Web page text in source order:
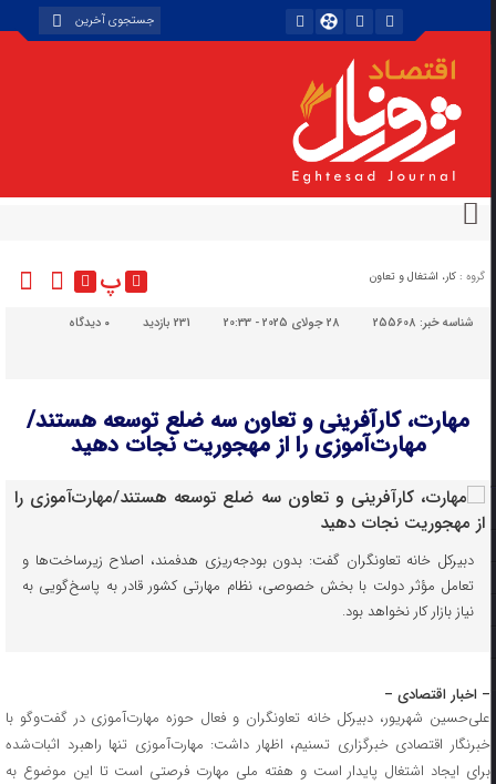
گروه : کار، اشتغال و تعاون پ
شناسه خبر:255608 28 جولای 2025 - 20:33 231 بازدید دیدگاه
مهارت، کارآفرینی و تعاون سه ضلع توسعه‌ هستند/
مهارت‌آموزی را از مهجوریت نجات دهید
دبیرکل خانه تعاونگران گفت: بدون بودجه‌ریزی هدفمند، اصلاح زیرساخت‌ها و
تعامل مؤثر دولت با بخش خصوصی، نظام مهارتی کشور قادر به پاسخ‌گویی به
نیاز بازار کار نخواهد بود.
– اخبار اقتصادی –
علی‌حسین شهریور، دبیرکل خانه تعاونگران و فعال حوزه مهارت‌آموزی در گفت‌وگو با
خبرنگار اقتصادی خبرگزاری تسنیم، اظهار داشت: مهارت‌آموزی تنها راهبرد اثبات‌شده
برای ایجاد اشتغال پایدار است و هفته ملی مهارت فرصتی است تا این موضوع به